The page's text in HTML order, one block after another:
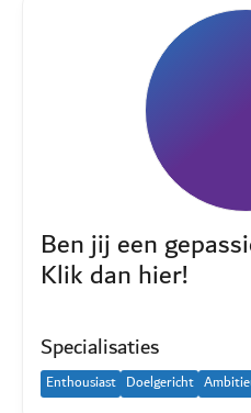
Ben jij een
Klik dan hier!
Specialisaties
Enthousiast Doelgericht